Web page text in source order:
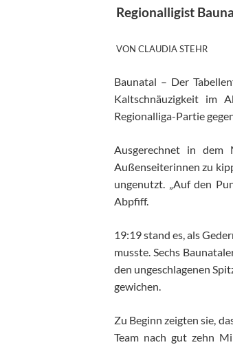
Regionalligist
VON CLAUDIA STEHR
Baunatal – Der
Kaltschnäuzigkeit im
Regionalliga-Partie
Ausgerechnet in dem
Außenseiterinnen zu
ungenutzt. „Auf den
Abpfiff.
19:19 stand es, als
musste. Sechs
den ungeschlagenen
gewichen.
Zu Beginn zeigten sie,
Team nach gut zehn